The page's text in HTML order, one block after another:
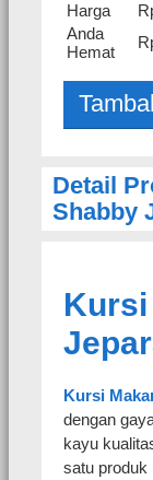
Harga
Anda
Hemat
Detail
Shabby
Kursi
Kursi
dengan
kayu
satu produk